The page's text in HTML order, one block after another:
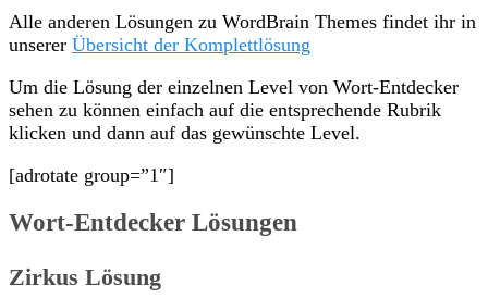
Alle anderen Lösungen zu WordBrain Themes findet ihr in
unserer Übersicht der Komplettlösung
Um die Lösung der einzelnen Level von Wort-Entdecker
sehen zu können einfach auf die entsprechende Rubrik
klicken und dann auf das gewünschte Level.
[adrotate group=”1″]
Wort-Entdecker Lösungen
Zirkus Lösung